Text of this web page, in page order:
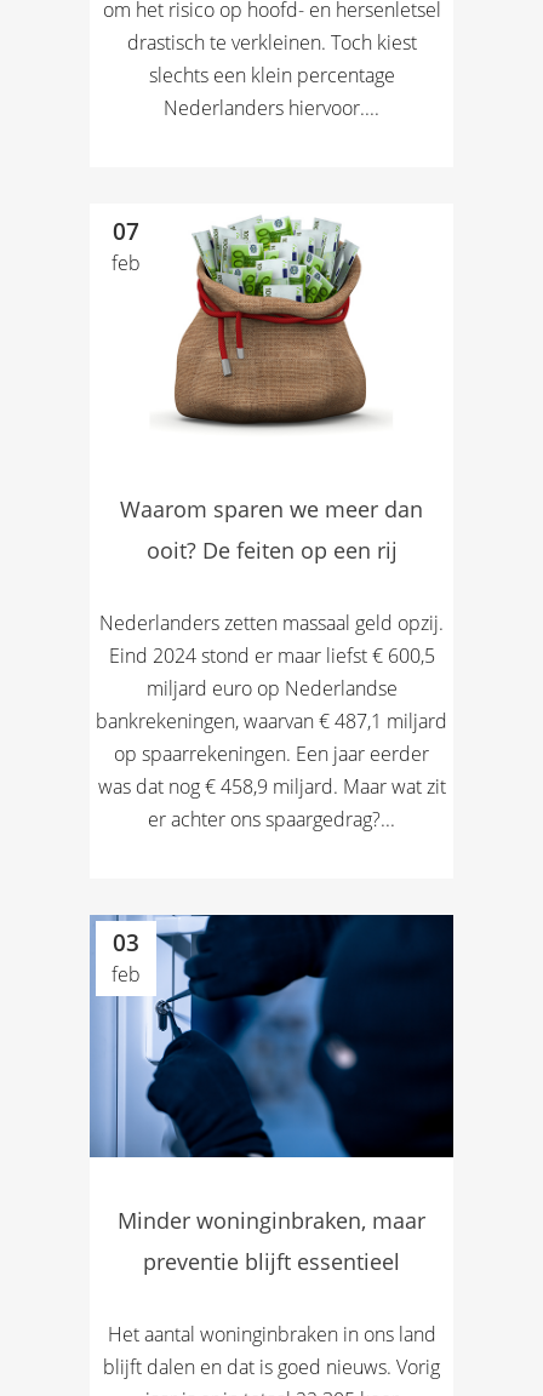
om het risico op hoofd- en hersenletsel
drastisch te verkleinen. Toch kiest
slechts een klein percentage
Nederlanders hiervoor....
07
feb
Waarom sparen we meer dan
ooit? De feiten op een rij
Nederlanders zetten massaal geld opzij.
Eind 2024 stond er maar liefst € 600,5
miljard euro op Nederlandse
bankrekeningen, waarvan € 487,1 miljard
op spaarrekeningen. Een jaar eerder
was dat nog € 458,9 miljard. Maar wat zit
er achter ons spaargedrag?...
03
feb
Minder woninginbraken, maar
preventie blijft essentieel
Het aantal woninginbraken in ons land
blijft dalen en dat is goed nieuws. Vorig